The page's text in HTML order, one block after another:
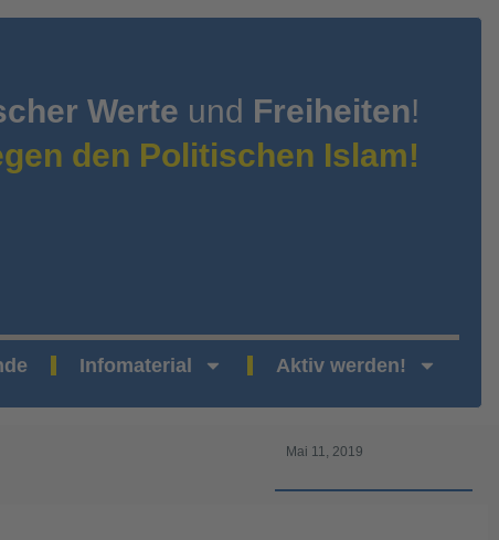
Werte und Freiheiten!
den Politischen Islam!
Infomaterial Aktiv werden!
Mai 11, 2019